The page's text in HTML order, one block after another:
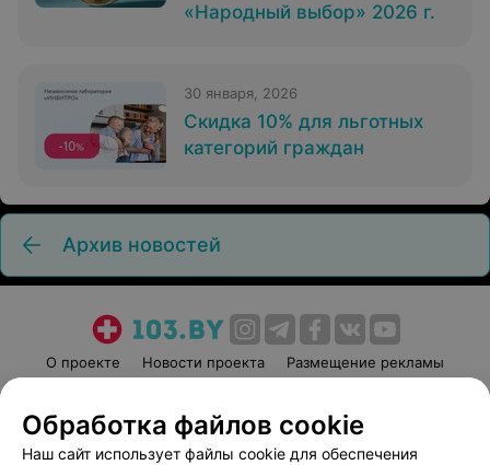
«Народный выбор» 2026 г.
30 января, 2026
Скидка 10% для льготных
категорий граждан
Архив новостей
О проекте Новости проекта
Размещение рекламы
Пользовательское соглашение
Способы оплаты
Вакансии
Партнеры
Обработка файлов cookie
Наш сайт использует файлы cookie для обеспечения